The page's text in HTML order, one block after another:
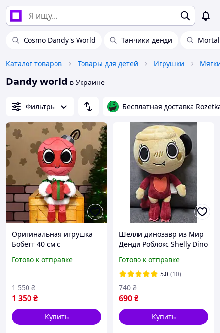
Cosmo Dandy's World Танчики денди
Каталог товаров Товары для детей Игрушки
Dandy world в Украине
Фильтры Бесплатная доставка
Оригинальная игрушка
Бобетт 40 см с
Мир Денди Dandy's World
Готово к отправке
1 350₴
1 550 ₴
Купить
Шелли динозавр из Мир
Денди Роблокс Shelly Dino
мягкая детская игрушка
Готово к отправке
5.0 (10)
690₴
740 ₴
Купить